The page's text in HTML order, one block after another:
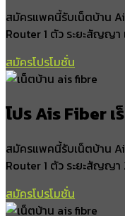
เวียงสระ
ทุ่งหลวง
บ้านส้อง
คลองฉนาก
อำเภอชัยบุรี
ไทรทอง
สองแพรก
คลองน้อย
ชัยบุรี
สมัครแพคนี้รับเน็ตบ้าน
Router 1 ตัว ระยะสัญญา
สมัครโปรโมชั่น
โปร Ais Fiber
สมัครแพคนี้รับเน็ตบ้าน
Router 1 ตัว ระยะสัญญา
สมัครโปรโมชั่น